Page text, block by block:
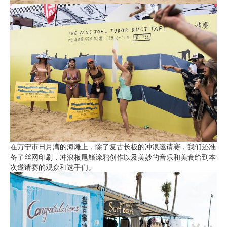
在万宁市日月湾的海滩上，除了复古长板的冲浪邀请赛，我们还准
备了丝网印刷，冲浪板尾鳍涂鸦创作以及美妙的音乐和美食给到本
次邀请赛的观众和选手们。